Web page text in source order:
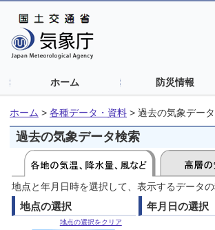
ホーム 防災情報
ホーム > 各種データ・資料 > 過去の気象デー
過去の気象データ検索
地点と年月日時を選択して、表示するデータ
地点の選択
地点の選択をクリア
年月日の選択